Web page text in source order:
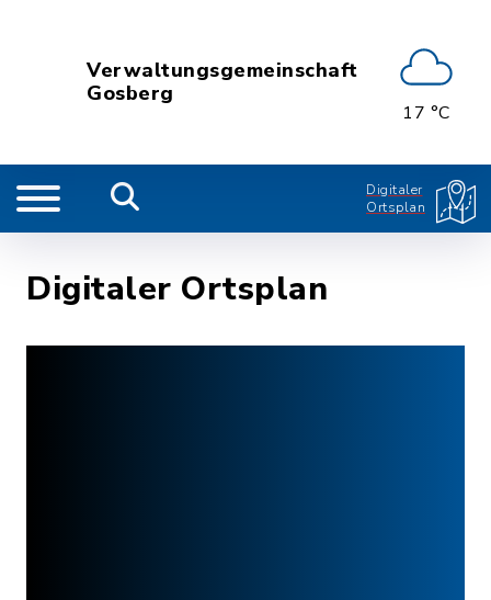
Verwaltungsgemeinschaft
Gosberg
17 °C
Digitaler
Ortsplan
Digitaler Ortsplan